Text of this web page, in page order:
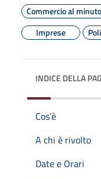
Commercio al minuto
Imprese
INDICE DELLA
Cos'è
A chi è rivolto
Date e Orari